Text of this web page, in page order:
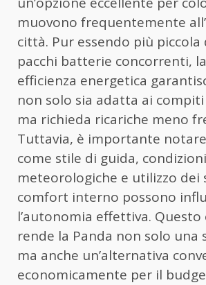
muovono frequentemente
città. Pur essendo più
pacchi batterie concorrenti,
efficienza energetica
non solo sia adatta ai
ma richieda ricariche meno
Tuttavia, è importante
come stile di guida, condizioni
meteorologiche e utilizzo dei
comfort interno possono
l’autonomia effettiva.
rende la Panda non solo una
ma anche un’alternativa
economicamente per il